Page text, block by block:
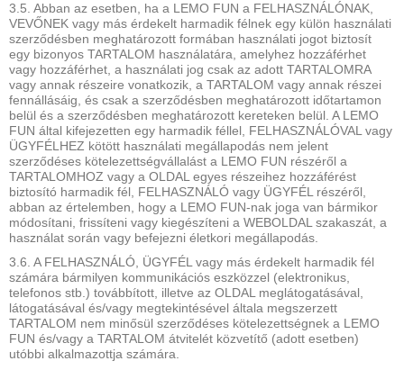
3.5. Abban az esetben, ha a LEMO FUN a FELHASZNÁLÓNAK,
VEVŐNEK vagy más érdekelt harmadik félnek egy külön használati
szerződésben meghatározott formában használati jogot biztosít
egy bizonyos TARTALOM használatára, amelyhez hozzáférhet
vagy hozzáférhet, a használati jog csak az adott TARTALOMRA
vagy annak részeire vonatkozik, a TARTALOM vagy annak részei
fennállásáig, és csak a szerződésben meghatározott időtartamon
belül és a szerződésben meghatározott kereteken belül. A LEMO
FUN által kifejezetten egy harmadik féllel, FELHASZNÁLÓVAL vagy
ÜGYFÉLHEZ kötött használati megállapodás nem jelent
szerződéses kötelezettségvállalást a LEMO FUN részéről a
TARTALOMHOZ vagy a OLDAL egyes részeihez hozzáférést
biztosító harmadik fél, FELHASZNÁLÓ vagy ÜGYFÉL részéről,
abban az értelemben, hogy a LEMO FUN-nak joga van bármikor
módosítani, frissíteni vagy kiegészíteni a WEBOLDAL szakaszát, a
használat során vagy befejezni életkori megállapodás.
3.6. A FELHASZNÁLÓ, ÜGYFÉL vagy más érdekelt harmadik fél
számára bármilyen kommunikációs eszközzel (elektronikus,
telefonos stb.) továbbított, illetve az OLDAL meglátogatásával,
látogatásával és/vagy megtekintésével általa megszerzett
TARTALOM nem minősül szerződéses kötelezettségnek a LEMO
FUN és/vagy a TARTALOM átvitelét közvetítő (adott esetben)
utóbbi alkalmazottja számára.